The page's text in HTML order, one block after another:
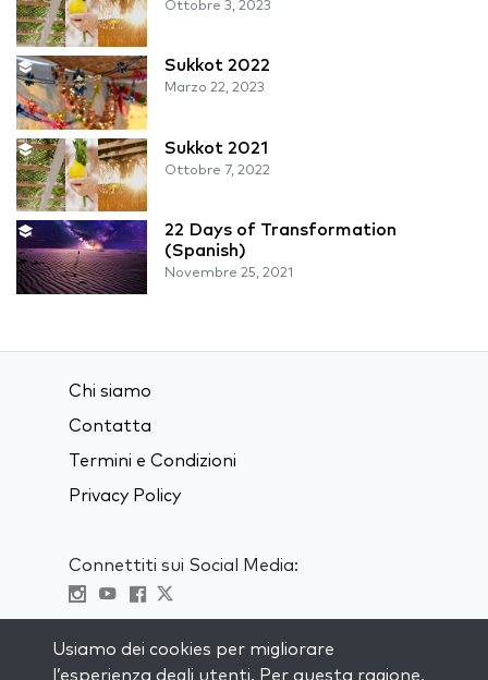
Ottobre 3, 2023
Sukkot 2022
Marzo 22, 2023
Sukkot 2021
Ottobre 7, 2022
22 Days of Transformation
(Spanish)
Novembre 25, 2021
Chi siamo
Contatta
Termini e Condizioni
Privacy Policy
Connettiti sui Social Media:
Usiamo dei cookies per migliorare
l’esperienza degli utenti. Per questa ragione,